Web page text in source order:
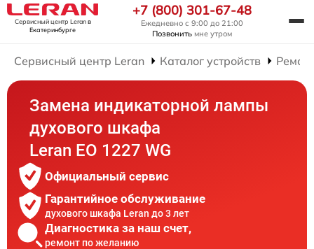
Сервисный центр Leranв
Екатеринбурге
+7 (800) 301-67-48
Ежедневно с 9:00 до 21:00
Позвонить мне утром
Сервисный центр Leran Каталог устройств
Замена индикаторной лампы
духового шкафа
Leran EO 1227 WG
Официальный сервис
Гарантийное обслуживание
духового шкафа Leran до 3 лет
Диагностика за наш счет,
ремонт по желанию